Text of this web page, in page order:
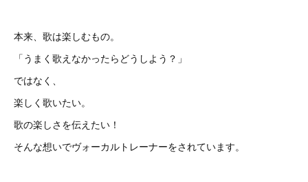
本来、歌は楽しむもの。
「うまく歌えなかったらどうしよう？」
ではなく、
楽しく歌いたい。
歌の楽しさを伝えたい！
そんな想いでヴォーカルトレーナーをされています。